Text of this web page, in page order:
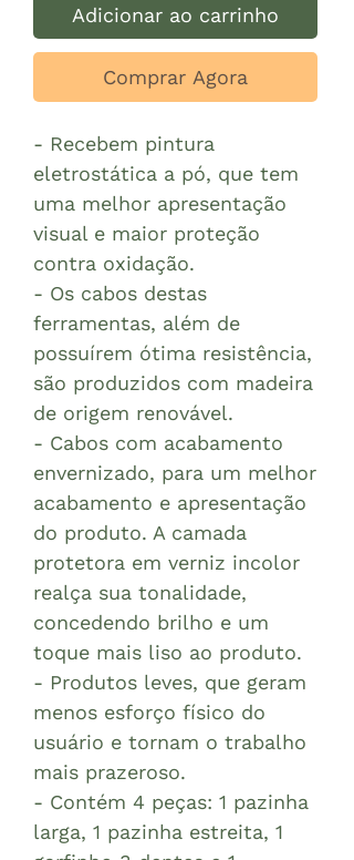
Adicionar ao carrinho
Comprar Agora
- Recebem pintura
eletrostática a pó, que tem
uma melhor apresentação
visual e maior proteção
contra oxidação.
- Os cabos destas
ferramentas, além de
possuírem ótima resistência,
são produzidos com madeira
de origem renovável.
- Cabos com acabamento
envernizado, para um melhor
acabamento e apresentação
do produto. A camada
protetora em verniz incolor
realça sua tonalidade,
concedendo brilho e um
toque mais liso ao produto.
- Produtos leves, que geram
menos esforço físico do
usuário e tornam o trabalho
mais prazeroso.
- Contém 4 peças: 1 pazinha
larga, 1 pazinha estreita, 1